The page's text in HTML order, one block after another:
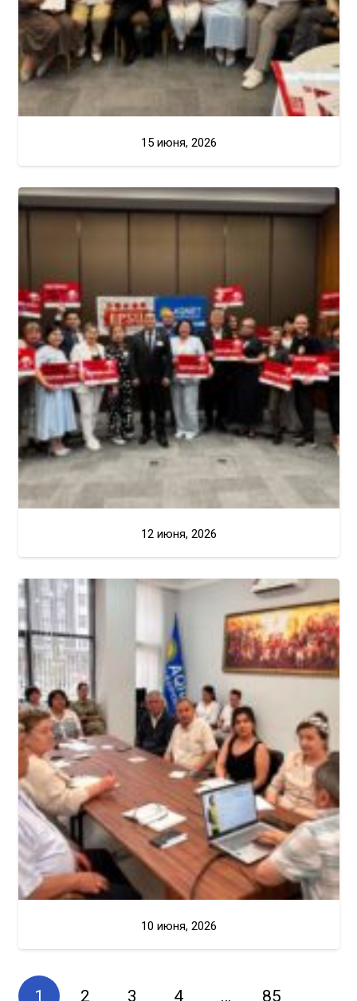
15 июня, 2026
12 июня, 2026
10 июня, 2026
1 2 3 4 … 85